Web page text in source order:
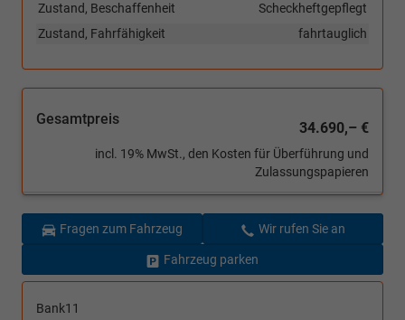
Scheckheftgepflegt
Zustand, Beschaffenheit
fahrtauglich
Zustand, Fahrfähigkeit
Gesamtpreis
34.690,– €
incl. 19% MwSt., den Kosten für Überführung und
Zulassungspapieren
Fragen zum Fahrzeug Wir rufen Sie an
Fahrzeug parken
Bank11